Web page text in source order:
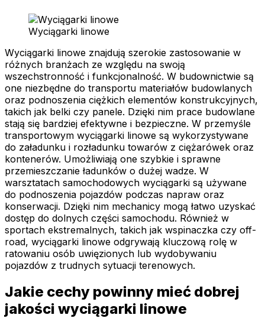
Wyciągarki linowe
Wyciągarki linowe znajdują szerokie zastosowanie w
różnych branżach ze względu na swoją
wszechstronność i funkcjonalność. W budownictwie są
one niezbędne do transportu materiałów budowlanych
oraz podnoszenia ciężkich elementów konstrukcyjnych,
takich jak belki czy panele. Dzięki nim prace budowlane
stają się bardziej efektywne i bezpieczne. W przemyśle
transportowym wyciągarki linowe są wykorzystywane
do załadunku i rozładunku towarów z ciężarówek oraz
kontenerów. Umożliwiają one szybkie i sprawne
przemieszczanie ładunków o dużej wadze. W
warsztatach samochodowych wyciągarki są używane
do podnoszenia pojazdów podczas napraw oraz
konserwacji. Dzięki nim mechanicy mogą łatwo uzyskać
dostęp do dolnych części samochodu. Również w
sportach ekstremalnych, takich jak wspinaczka czy off-
road, wyciągarki linowe odgrywają kluczową rolę w
ratowaniu osób uwięzionych lub wydobywaniu
pojazdów z trudnych sytuacji terenowych.
Jakie cechy powinny mieć dobrej
jakości wyciągarki linowe